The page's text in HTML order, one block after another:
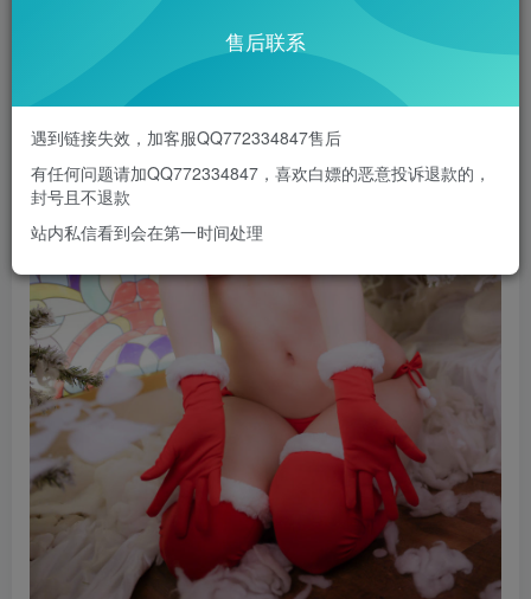
售后联系
遇到链接失效，加客服QQ772334847售后
有任何问题请加QQ772334847，喜欢白嫖的恶意投诉退款的，
封号且不退款
站内私信看到会在第一时间处理